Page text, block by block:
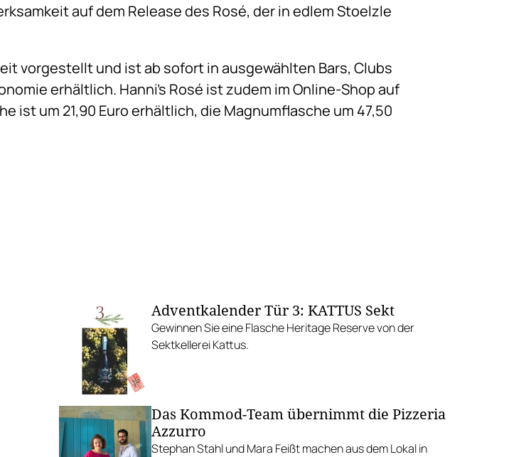
auf dem Release des Rosé, der in edlem Stoelzle
vorgestellt und ist ab sofort in ausgewählten Bars, Clubs
erhältlich. Hanni’s Rosé ist zudem im Online-Shop auf
ist um 21,90 Euro erhältlich, die Magnumflasche um 47,50
Adventkalender Tür 3: KATTUS Sekt
Gewinnen Sie eine Flasche Heritage Reserve von der
Sektkellerei Kattus.
Das Kommod-Team übernimmt die Pizzeria
Azzurro
Stephan Stahl und Mara Feißt machen aus dem Lokal in